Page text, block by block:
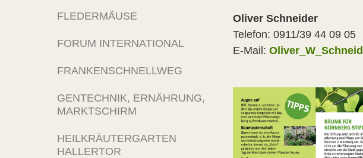
Oliver Schneider
Telefon: 0911/39 44 09 05
E-Mail:
FLEDERMÄUSE
FORUM INTERNATIONAL
FRANKENSCHNELLWEG
GENTECHNIK, ERNÄHRUNG,
MARKTSCHIRM
HEILKRÄUTERGARTEN
HALLERTOR